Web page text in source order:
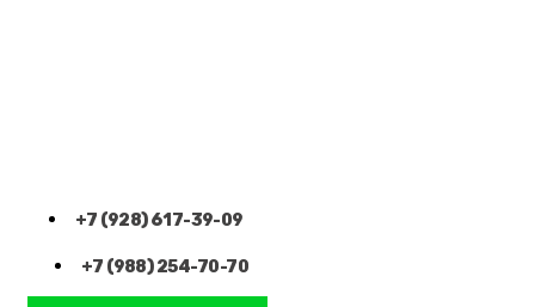
+7 (928) 617-39-09
+7 (988) 254-70-70